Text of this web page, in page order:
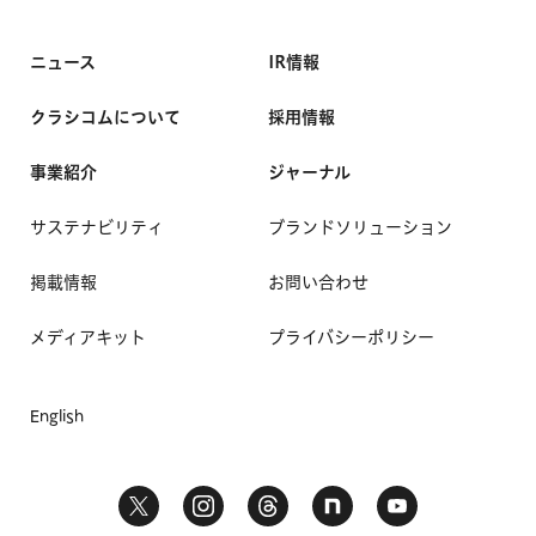
ニュース
クラシコムについて
事業紹介
IR情報
採用情報
ジャーナル
サステナビリティ
掲載情報
メディアキット
ブランドソリューション
お問い合わせ
プライバシーポリシー
English